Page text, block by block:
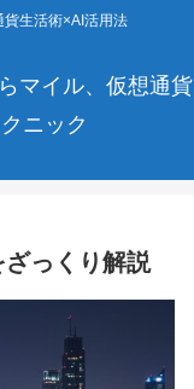
生活術×AI活用法
マイル、仮想通貨
ニック
ざっくり解説